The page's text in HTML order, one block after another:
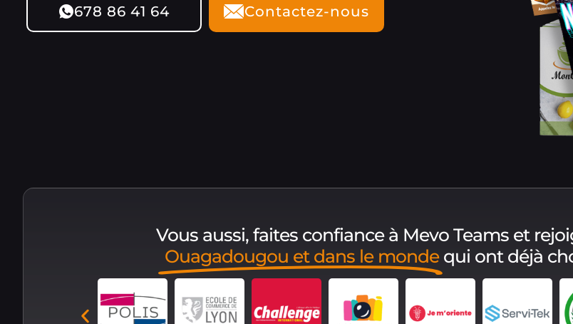
678 86 41 64
Contactez-nous
Vous aussi, faites confiance à Mevo Teams et
Ouagadougou et dans le monde qui ont déjà